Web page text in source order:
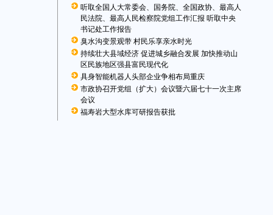
听取全国人大常委会、国务院、全国政协、最高人
民法院、最高人民检察院党组工作汇报 听取中央
书记处工作报告
臭水沟变景观带 村民乐享亲水时光
持续壮大县域经济 促进城乡融合发展 加快推动山
区民族地区强县富民现代化
具身智能机器人头部企业争相布局重庆
市政协召开党组（扩大）会议暨六届七十一次主席
会议
福寿岩大型水库可研报告获批